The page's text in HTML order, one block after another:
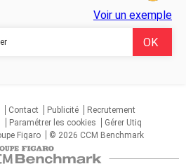
Voir un exemple
Contact Publicité
Recrutement
Paramétrer les cookies
Gérer Utiq
Figaro © 2026 CCM Benchmark